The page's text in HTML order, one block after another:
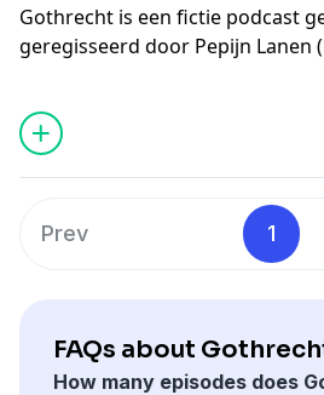
Gothrecht is een fictie podcast
geregisseerd door Pepijn Lanen
hoofdrollen. Een episch en
bestaande uit zes delen vol
onderbrekingen. De luisteraar
het eigenaardige ‘Pierre Bokma-
Prev 1
FAQs about
How many episodes does